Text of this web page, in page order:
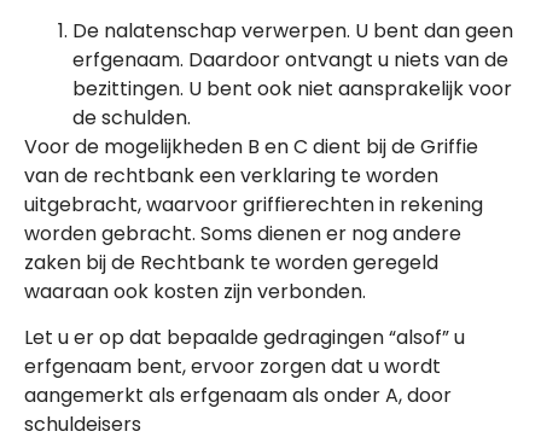
De nalatenschap verwerpen. U bent dan geen
erfgenaam. Daardoor ontvangt u niets van de
bezittingen. U bent ook niet aansprakelijk voor
de schulden.
Voor de mogelijkheden B en C dient bij de Griffie
van de rechtbank een verklaring te worden
uitgebracht, waarvoor griffierechten in rekening
worden gebracht. Soms dienen er nog andere
zaken bij de Rechtbank te worden geregeld
waaraan ook kosten zijn verbonden.
Let u er op dat bepaalde gedragingen “alsof” u
erfgenaam bent, ervoor zorgen dat u wordt
aangemerkt als erfgenaam als onder A, door
schuldeisers